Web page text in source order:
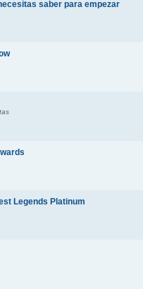
saber para empezar
Legends Platinum